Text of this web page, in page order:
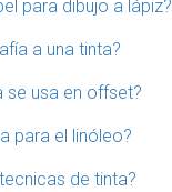
para dibujo a lápiz?
a una tinta?
se usa en offset?
para el linóleo?
de tinta?